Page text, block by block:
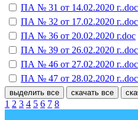
ПА № 31 от 14.02.2020 г..doc
ПА № 32 от 17.02.2020 г..doc
ПА № 36 от 20.02.2020 г.doc
ПА № 39 от 26.02.2020 г..doc
ПА № 46 от 27.02.2020 г..doc
ПА № 47 от 28.02.2020 г..doc
выделить все скачать все
1 2 3 4 5 6 7 8